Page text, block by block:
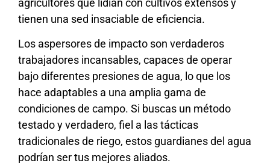
agricultores que lidian con cultivos extensos y
tienen una sed insaciable de eficiencia.
Los aspersores de impacto son verdaderos
trabajadores incansables, capaces de operar
bajo diferentes presiones de agua, lo que los
hace adaptables a una amplia gama de
condiciones de campo. Si buscas un método
testado y verdadero, fiel a las tácticas
tradicionales de riego, estos guardianes del agua
podrían ser tus mejores aliados.